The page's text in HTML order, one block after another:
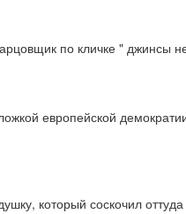
по кличке " джинсы
европейской
который соскочил